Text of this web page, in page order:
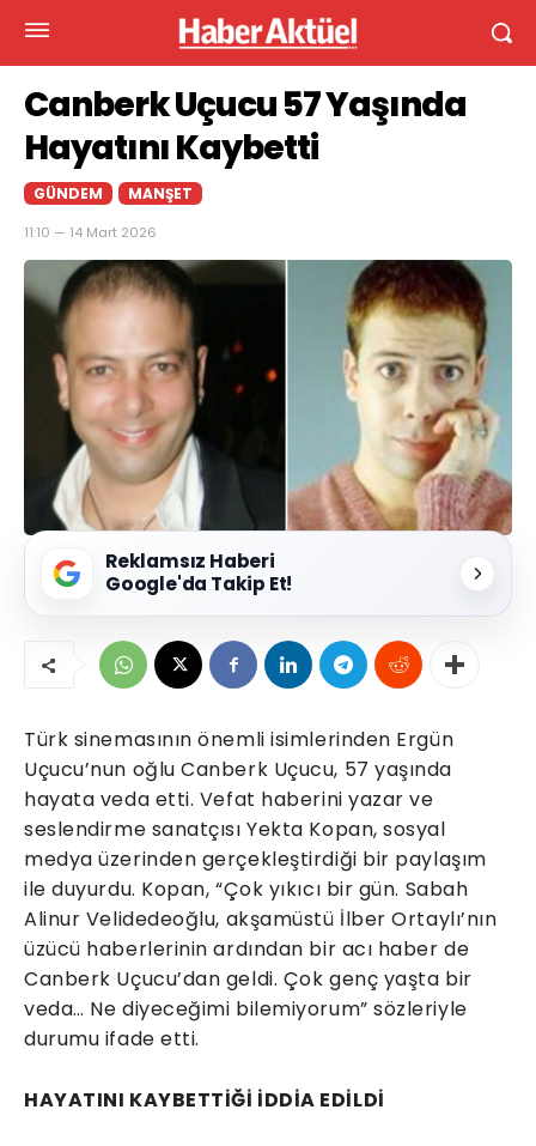
Canberk Uçucu 57 Yaşında
Hayatını Kaybetti
GÜNDEM MANŞET
11:10 — 14 Mart 2026
Reklamsız Haberi
Google'da Takip Et!
Türk sinemasının önemli isimlerinden Ergün
Uçucu’nun oğlu Canberk Uçucu, 57 yaşında
hayata veda etti. Vefat haberini yazar ve
seslendirme sanatçısı Yekta Kopan, sosyal
medya üzerinden gerçekleştirdiği bir paylaşım
ile duyurdu. Kopan, “Çok yıkıcı bir gün. Sabah
Alinur Velidedeoğlu, akşamüstü İlber Ortaylı’nın
üzücü haberlerinin ardından bir acı haber de
Canberk Uçucu’dan geldi. Çok genç yaşta bir
veda… Ne diyeceğimi bilemiyorum” sözleriyle
durumu ifade etti.
HAYATINI KAYBETTİĞİ İDDİA EDİLDİ